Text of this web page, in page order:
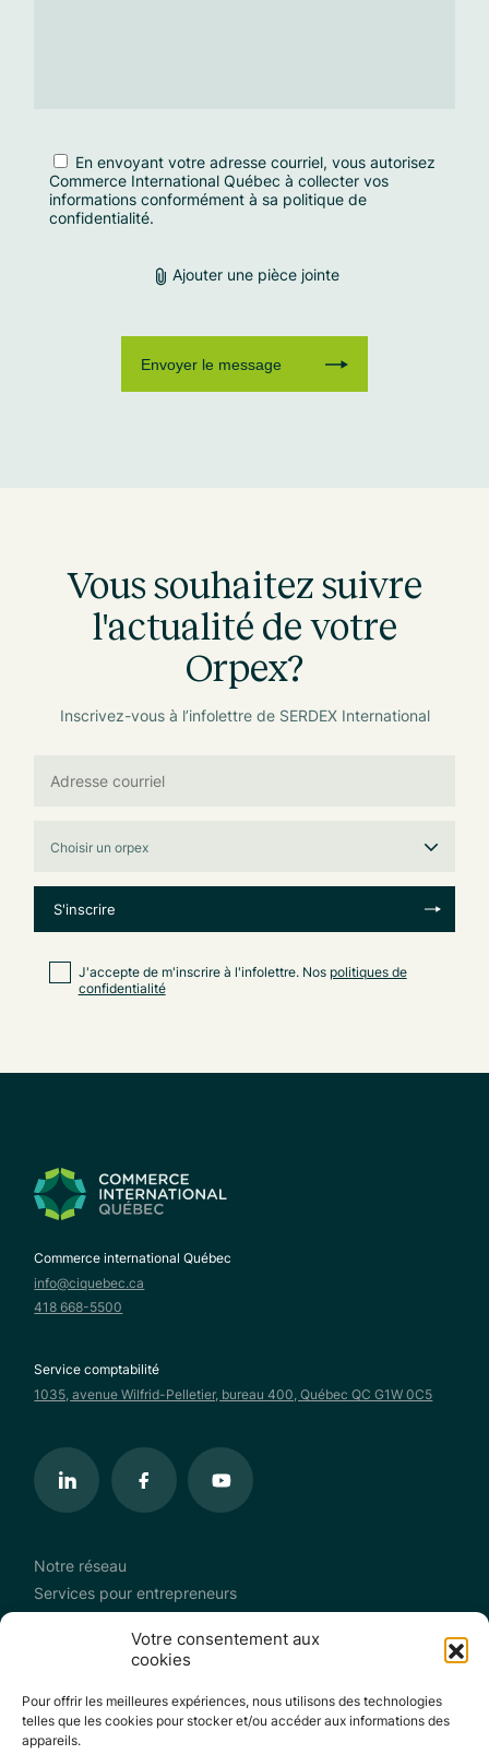
Votre consentement aux
cookies
Pour offrir les meilleures expériences, nous utilisons des technologies
telles que les cookies pour stocker et/ou accéder aux informations des
appareils.
En envoyant votre adresse courriel, vous autorisez
Commerce International Québec à collecter vos
informations conformément à sa politique de
confidentialité.
Ajouter une pièce jointe
Vous souhaitez suivre
l'actualité de votre
Orpex?
Inscrivez-vous à l’infolettre de SERDEX International
J'accepte de m'inscrire à l'infolettre. Nos politiques de
confidentialité
Commerce international Québec
info@ciquebec.ca
418 668-5500
Service comptabilité
1035, avenue Wilfrid-Pelletier, bureau 400, Québec QC G1W 0C5
Notre réseau
Services pour entrepreneurs
Programme ALÉGO
Mercador
R.I.S.E.